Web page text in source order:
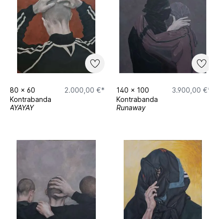
80 x 60
2.000,00 €*
Kontrabanda
AYAYAY
140 x 100
3.900,00 €*
Kontrabanda
Runaway